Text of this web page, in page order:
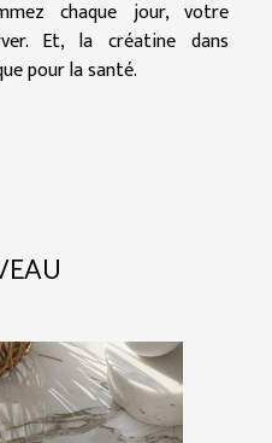
chaque jour, votre
Et, la créatine dans
pour la santé.